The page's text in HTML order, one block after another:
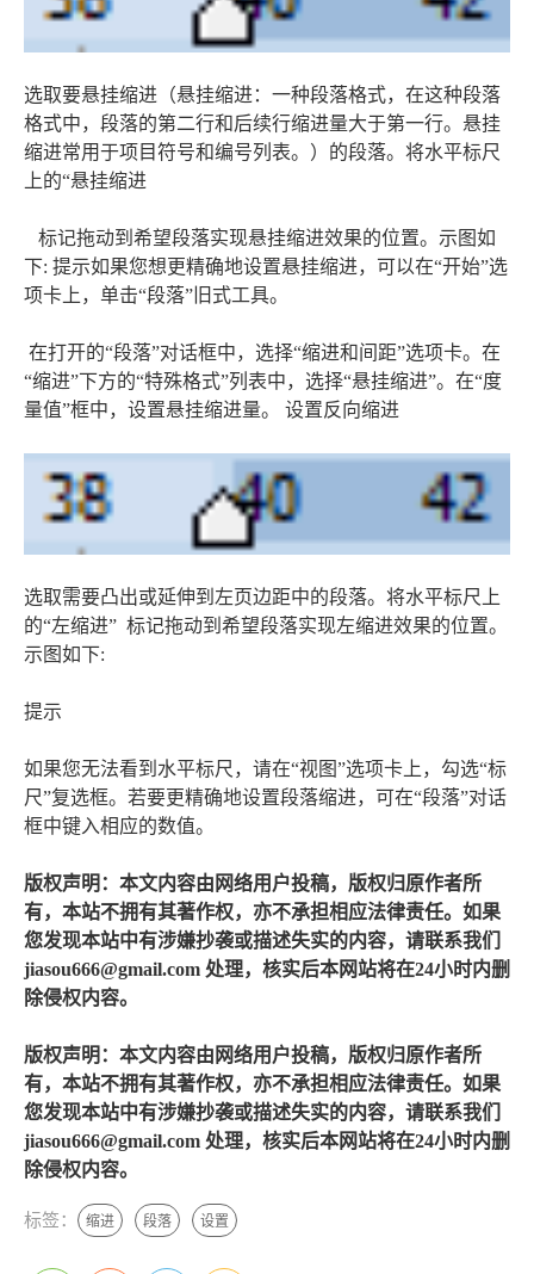
选取要悬挂缩进（悬挂缩进：一种段落格式，在这种段落
格式中，段落的第二行和后续行缩进量大于第一行。悬挂
缩进常用于项目符号和编号列表。）的段落。将水平标尺
上的“悬挂缩进
标记拖动到希望段落实现悬挂缩进效果的位置。示图如
下: 提示如果您想更精确地设置悬挂缩进，可以在“开始”选
项卡上，单击“段落”旧式工具。
在打开的“段落”对话框中，选择“缩进和间距”选项卡。在
“缩进”下方的“特殊格式”列表中，选择“悬挂缩进”。在“度
量值”框中，设置悬挂缩进量。 设置反向缩进
选取需要凸出或延伸到左页边距中的段落。将水平标尺上
的“左缩进” 标记拖动到希望段落实现左缩进效果的位置。
示图如下:
提示
如果您无法看到水平标尺，请在“视图”选项卡上，勾选“标
尺”复选框。若要更精确地设置段落缩进，可在“段落”对话
框中键入相应的数值。
版权声明：本文内容由网络用户投稿，版权归原作者所
有，本站不拥有其著作权，亦不承担相应法律责任。如果
您发现本站中有涉嫌抄袭或描述失实的内容，请联系我们
jiasou666@gmail.com 处理，核实后本网站将在24小时内删
除侵权内容。
版权声明：本文内容由网络用户投稿，版权归原作者所
有，本站不拥有其著作权，亦不承担相应法律责任。如果
您发现本站中有涉嫌抄袭或描述失实的内容，请联系我们
jiasou666@gmail.com 处理，核实后本网站将在24小时内删
除侵权内容。
标签： 缩进 段落 设置